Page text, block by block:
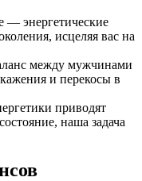
— энергетические
исцеляя вас на
между мужчинами
и перекосы в
приводят
наша задача